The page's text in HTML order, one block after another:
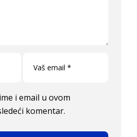
i email u ovom
komentar.